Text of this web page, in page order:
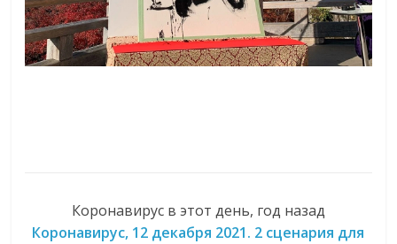
Коронавирус в этот день, год назад
Коронавирус, 12 декабря 2021. 2 сценария для